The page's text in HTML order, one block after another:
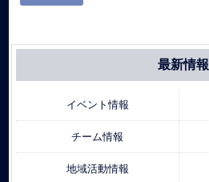
最新情報
イベント情報
チーム情報
地域活動情報